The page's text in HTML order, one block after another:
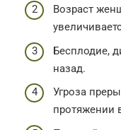
Возраст
Бесплодие,
назад.
Угроза
протяжении